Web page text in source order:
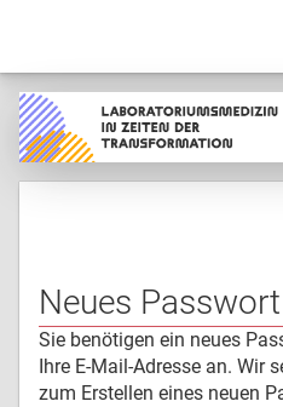
Neues Passwort
Sie benötigen ein neues
Ihre E-Mail-Adresse an. Wir
zum Erstellen eines neuen